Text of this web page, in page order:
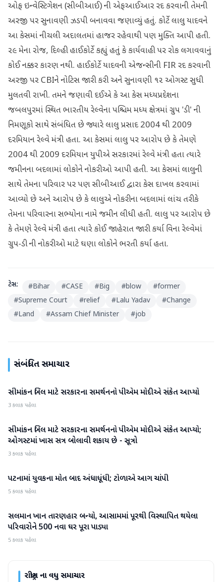
ઓફ ઇન્વેસ્ટિગેશન (સીબીઆઈ) ની એફઆઈઆર રદ કરવાની તેમની
અરજી પર સુનાવણી ઝડપી બનાવવા જણાવ્યું હતું. કોર્ટે લાલુ યાદવને
આ કેસમાં નીચલી અદાલતમાં હાજર રહેવાથી પણ મુક્તિ આપી હતી.
૨૯ મેના રોજ, દિલ્હી હાઈકોર્ટે કહ્યું હતું કે કાર્યવાહી પર રોક લગાવવાનું
કોઈ નક્કર કારણ નથી. હાઈકોર્ટે યાદવની એજન્સીની FIR રદ કરવાની
અરજી પર CBIને નોટિસ જારી કરી અને સુનાવણી ૧૨ ઓગસ્ટ સુધી
મુલતવી રાખી. તમને જણાવી દઈએ કે આ કેસ મધ્યપ્રદેશના
જબલપુરમાં સ્થિત ભારતીય રેલ્વેના પશ્ચિમ મધ્ય ક્ષેત્રમાં ગ્રુપ 'ડી' ની
નિમણૂકો સાથે સંબંધિત છે જ્યારે લાલુ પ્રસાદ 2004 થી 2009
દરમિયાન રેલ્વે મંત્રી હતા. આ કેસમાં લાલુ પર આરોપ છે કે તેમણે
2004 થી 2009 દરમિયાન યુપીએ સરકારમાં રેલ્વે મંત્રી હતા ત્યારે
જમીનના બદલામાં લોકોને નોકરીઓ આપી હતી. આ કેસમાં લાલુની
સાથે તેમના પરિવાર પર પણ સીબીઆઈ દ્વારા કેસ દાખલ કરવામાં
આવ્યો છે અને આરોપ છે કે લાલુએ નોકરીના બદલામાં લાંચ તરીકે
તેમના પરિવારના સભ્યોના નામે જમીન લીધી હતી. લાલુ પર આરોપ છે
કે તેમણે રેલ્વે મંત્રી હતા ત્યારે કોઈ જાહેરાત જારી કર્યા વિના રેલ્વેમાં
ગ્રુપ-ડી ની નોકરીઓ માટે ઘણા લોકોને ભરતી કર્યા હતા.
ટેગ્સ: #Bihar #CASE #Big #blow #former
#Supreme Court #relief #Lalu Yadav #Change
#Land #Assam Chief Minister #job
સંબંધિત સમાચાર
રાષ્ટ્રીય
સીમાંકન બિલ માટે સરકારના સમર્થનનો પીએમ મોદીએ સંકેત આપ્યો
3 કલાક પહેલા
રાષ્ટ્રીય
સીમાંકન બિલ માટે સરકારના સમર્થનનો પીએમ મોદીએ સંકેત આપ્યો;
ઓગસ્ટમાં ખાસ સત્ર બોલાવી શકાય છે - સૂત્રો
3 કલાક પહેલા
રાષ્ટ્રીય
પટનામાં યુવકના મોત બાદ અંધાધૂંધી; ટોળાએ આગ ચાંપી
5 કલાક પહેલા
રાષ્ટ્રીય
સલમાન ખાન તારણહાર બન્યો, આસામમાં પૂરથી વિસ્થાપિત થયેલા
પરિવારોને 500 નવા ઘર પૂરા પાડ્યા
5 કલાક પહેલા
રાષ્ટ્રીયના વધુ સમાચાર